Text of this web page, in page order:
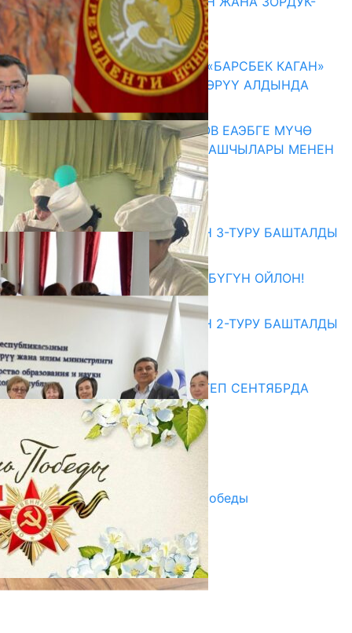
ЗОМБУЛУКТАН КОРГОО
07.08.2026
КЫРГЫЗ ТАРЫХЫ ТАСМАДА: «БАРСБЕК КАГАН»
КӨРКӨМ ТАСМАСЫ ЖАРЫК КӨРҮҮ АЛДЫНДА
07.08.2026
ПРЕЗИДЕНТ САДЫР ЖАПАРОВ ЕАЭБГЕ МҮЧӨ
МАМЛЕКЕТТЕРДИН ӨКМӨТ БАШЧЫЛАРЫ МЕНЕН
ЖОЛУГУШТУ
07.08.2026
Абитуриент
ЖОЖДОРГО КАБЫЛ АЛУУНУН 3-ТУРУ БАШТАЛДЫ
27.07.2026
ӨЗҮҢДҮН КЕЛЕЧЕГИҢ ҮЧҮН БҮГҮН ОЙЛОН!
20.07.2026
ЖОЖДОРГО КАБЫЛ АЛУУНУН 2-ТУРУ БАШТАЛДЫ
20.07.2026
Медиа
СУЗАКТА 750 ОРУНДУУ МЕКТЕП СЕНТЯБРДА
ПАЙДАЛАНУУГА БЕРИЛЕТ
07.08.2025
Улуу Жеңиштин жандуу сөзү
29.04.2025
Награды в преддверии Дня Победы
29.04.2025